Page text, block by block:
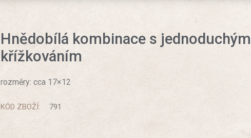
Hnědobílá kombinace s jednoduchým
křížkováním
rozměry: cca 17×12
KÓD ZBOŽÍ: 791